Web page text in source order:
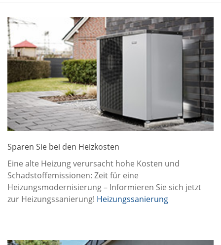
Sparen Sie bei den Heizkosten
Eine alte Heizung verursacht hohe Kosten und
Schadstoffemissionen: Zeit für eine
Heizungsmodernisierung – Informieren Sie sich jetzt
zur Heizungssanierung! Heizungssanierung